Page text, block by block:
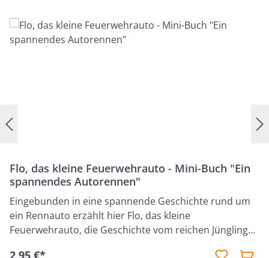
Flo, das kleine Feuerwehrauto - Mini-Buch "Ein
spannendes Autorennen"
Eingebunden in eine spannende Geschichte rund um
ein Rennauto erzählt hier Flo, das kleine
Feuerwehrauto, die Geschichte vom reichen Jüngling